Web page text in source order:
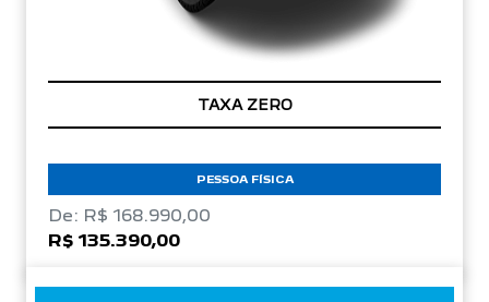
TAXA ZERO
PESSOA FÍSICA
De: R$ 168.990,00
R$ 135.390,00